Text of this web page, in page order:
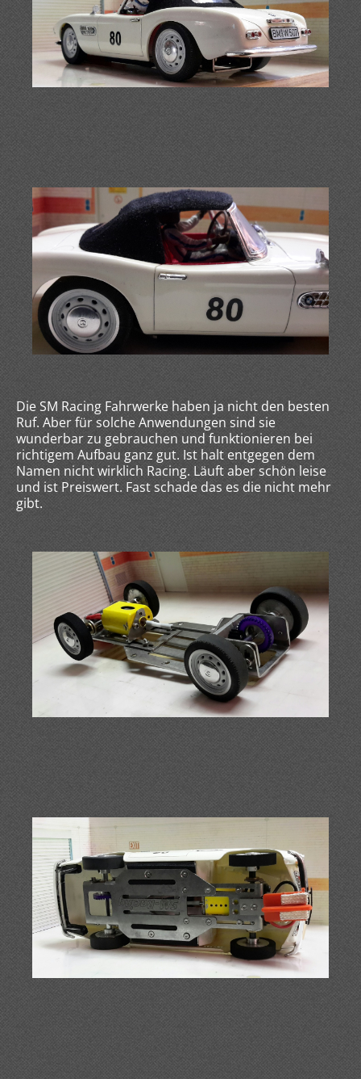
Die SM Racing Fahrwerke haben ja nicht den besten
Ruf. Aber für solche Anwendungen sind sie
wunderbar zu gebrauchen und funktionieren bei
richtigem Aufbau ganz gut. Ist halt entgegen dem
Namen nicht wirklich Racing. Läuft aber schön leise
und ist Preiswert. Fast schade das es die nicht mehr
gibt.